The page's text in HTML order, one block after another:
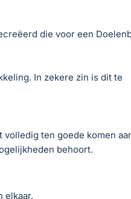
die voor een
In zekere zin is dit te
ten goede komen
behoort.
elkaar.